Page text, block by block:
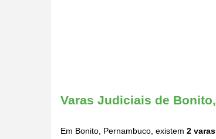
Varas Judiciais de
Em Bonito, Pernambuco, existem 2